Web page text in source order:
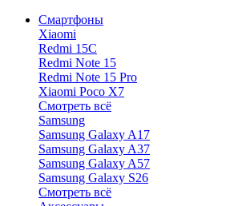
Смартфоны
Xiaomi
Redmi 15C
Redmi Note 15
Redmi Note 15 Pro
Xiaomi Poco X7
Смотреть всё
Samsung
Samsung Galaxy A17
Samsung Galaxy A37
Samsung Galaxy A57
Samsung Galaxy S26
Смотреть всё